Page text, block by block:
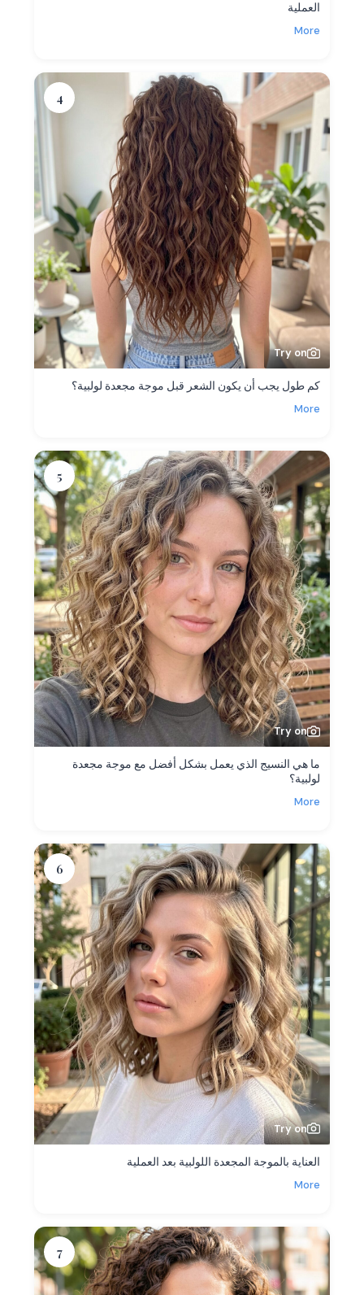
العملية
More
4
Try on
كم طول يجب أن يكون الشعر قبل موجة مجعدة لولبية؟
More
5
Try on
ما هي النسيج الذي يعمل بشكل أفضل مع موجة مجعدة
لولبية؟
More
6
Try on
العناية بالموجة المجعدة اللولبية بعد العملية
More
7